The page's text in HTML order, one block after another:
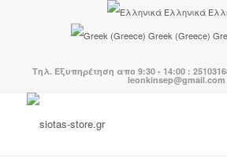
Ελληνικά
Greek (Greece)
Τηλ. Εξυπηρέτηση απο 9:30 - 14:00 :
leonkinsep@gmail.com